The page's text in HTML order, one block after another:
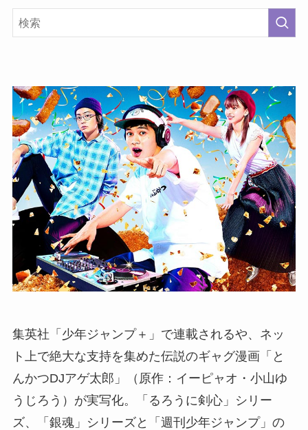
集英社「少年ジャンプ＋」で連載されるや、ネッ
ト上で絶大な支持を集めた伝説のギャグ漫画「と
んかつDJアゲ太郎」（原作：イーピャオ・小山ゆ
うじろう）が実写化。「るろうに剣心」シリー
ズ、「銀魂」シリーズと「週刊少年ジャンプ」の